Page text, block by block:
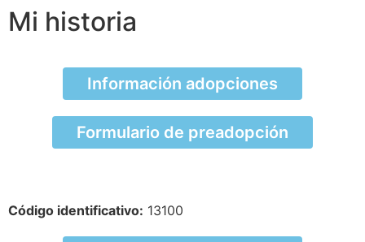
Mi historia
Información adopciones
Formulario de preadopción
Código identificativo: 13100